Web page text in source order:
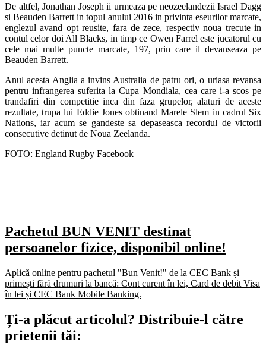
De altfel, Jonathan Joseph ii urmeaza pe neozeelandezii Israel Dagg
si Beauden Barrett in topul anului 2016 in privinta eseurilor marcate,
englezul avand opt reusite, fara de zece, respectiv noua trecute in
contul celor doi All Blacks, in timp ce Owen Farrel este jucatorul cu
cele mai multe puncte marcate, 197, prin care il devanseaza pe
Beauden Barrett.
Anul acesta Anglia a invins Australia de patru ori, o uriasa revansa
pentru infrangerea suferita la Cupa Mondiala, cea care i-a scos pe
trandafiri din competitie inca din faza grupelor, alaturi de aceste
rezultate, trupa lui Eddie Jones obtinand Marele Slem in cadrul Six
Nations, iar acum se gandeste sa depaseasca recordul de victorii
consecutive detinut de Noua Zeelanda.
FOTO: England Rugby Facebook
Pachetul BUN VENIT destinat
persoanelor fizice, disponibil online!
Aplică online pentru pachetul "Bun Venit!" de la CEC Bank și
primești fără drumuri la bancă: Cont curent în lei, Card de debit Visa
în lei și CEC Bank Mobile Banking.​
Ți-a plăcut articolul? Distribuie-l către
prietenii tăi: